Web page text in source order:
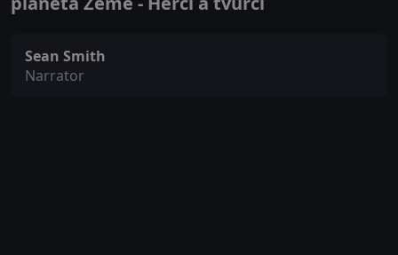
Sean Smith
Narrator